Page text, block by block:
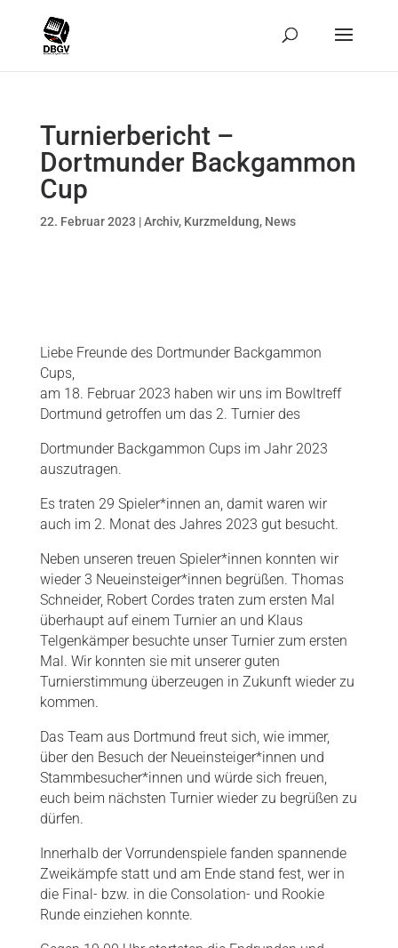
Turnierbericht –
Dortmunder Backgammon
Cup
22. Februar 2023 |Archiv, Kurzmeldung, News
Liebe Freunde des Dortmunder Backgammon
Cups,
am 18. Februar 2023 haben wir uns im Bowltreff
Dortmund getroffen um das 2. Turnier des
Dortmunder Backgammon Cups im Jahr 2023
auszutragen.
Es traten 29 Spieler*innen an, damit waren wir
auch im 2. Monat des Jahres 2023 gut besucht.
Neben unseren treuen Spieler*innen konnten wir
wieder 3 Neueinsteiger*innen begrüßen. Thomas
Schneider, Robert Cordes traten zum ersten Mal
überhaupt auf einem Turnier an und Klaus
Telgenkämper besuchte unser Turnier zum ersten
Mal. Wir konnten sie mit unserer guten
Turnierstimmung überzeugen in Zukunft wieder zu
kommen.
Das Team aus Dortmund freut sich, wie immer,
über den Besuch der Neueinsteiger*innen und
Stammbesucher*innen und würde sich freuen,
euch beim nächsten Turnier wieder zu begrüßen zu
dürfen.
Innerhalb der Vorrundenspiele fanden spannende
Zweikämpfe statt und am Ende stand fest, wer in
die Final- bzw. in die Consolation- und Rookie
Runde einziehen konnte.